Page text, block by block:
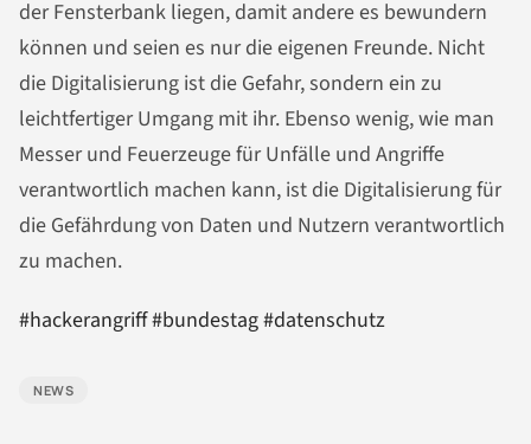
der Fensterbank liegen, damit andere es bewundern
können und seien es nur die eigenen Freunde. Nicht
die Digitalisierung ist die Gefahr, sondern ein zu
leichtfertiger Umgang mit ihr. Ebenso wenig, wie man
Messer und Feuerzeuge für Unfälle und Angriffe
verantwortlich machen kann, ist die Digitalisierung für
die Gefährdung von Daten und Nutzern verantwortlich
zu machen.
#hackerangriff #bundestag #datenschutz
NEWS